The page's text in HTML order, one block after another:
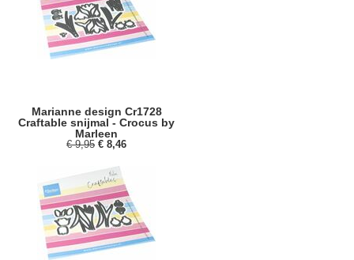
Marianne design Cr1728
Craftable snijmal - Crocus by
Marleen
€ 9,95 € 8,46